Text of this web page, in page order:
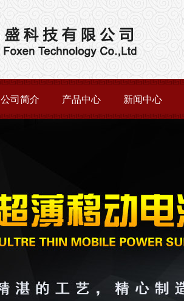
公司简介 产品中心 新闻中心